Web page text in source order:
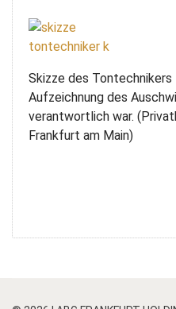
Skizze des
Aufzeichnung des
verantwortlich war.
Frankfurt am Main)